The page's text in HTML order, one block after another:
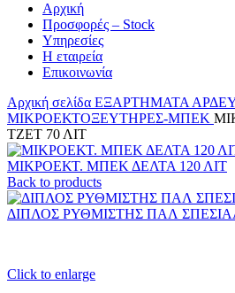
Αρχική
Προσφορές – Stock
Υπηρεσίες
Η εταιρεία
Επικοινωνία
Αρχική σελίδα ΕΞΑΡΤΗΜΑΤΑ
ΜΙΚΡΟΕΚΤΟΞΕΥΤΗΡΕΣ-ΜΠΕΚ
ΤΖΕΤ 70 ΛΙΤ
ΜΙΚΡΟΕΚΤ. ΜΠΕΚ ΔΕΛΤΑ 120 ΛΙΤ
Back to products
ΔΙΠΛΟΣ ΡΥΘΜΙΣΤΗΣ ΠΑΛ
Click to enlarge